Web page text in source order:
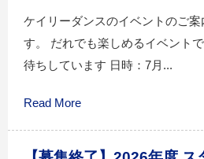
ケイリーダンスのイベントのご案
す。 だれでも楽しめるイベント
待ちしています 日時：7月...
Read More